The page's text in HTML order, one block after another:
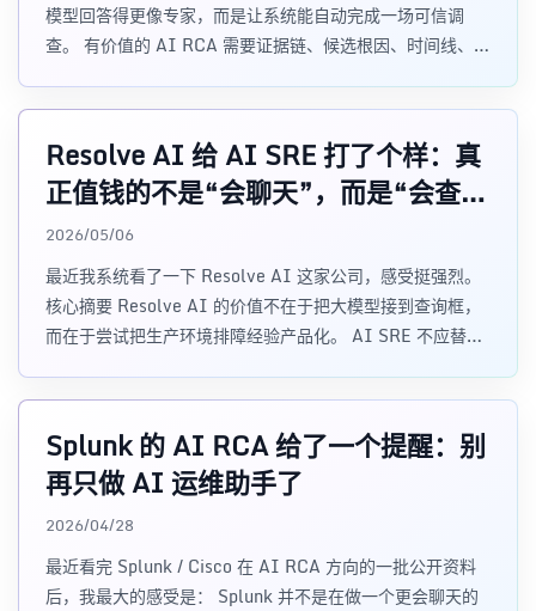
模型回答得更像专家，而是让系统能自动完成一场可信调
查。 有价值的 AI RCA 需要证据链、候选根因、时间线、影
Resolve AI 给 AI SRE 打了个样：真
正值钱的不是“会聊天”，而是“会查生
产”
2026/05/06
最近我系统看了一下 Resolve AI 这家公司，感受挺强烈。
核心摘要 Resolve AI 的价值不在于把大模型接到查询框，
而在于尝试把生产环境排障经验产品化。 AI SRE 不应替代
Splunk 的 AI RCA 给了一个提醒：别
再只做 AI 运维助手了
2026/04/28
最近看完 Splunk / Cisco 在 AI RCA 方向的一批公开资料
后，我最大的感受是： Splunk 并不是在做一个更会聊天的